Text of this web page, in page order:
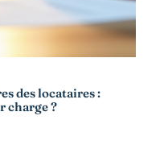
des locataires :
charge ?